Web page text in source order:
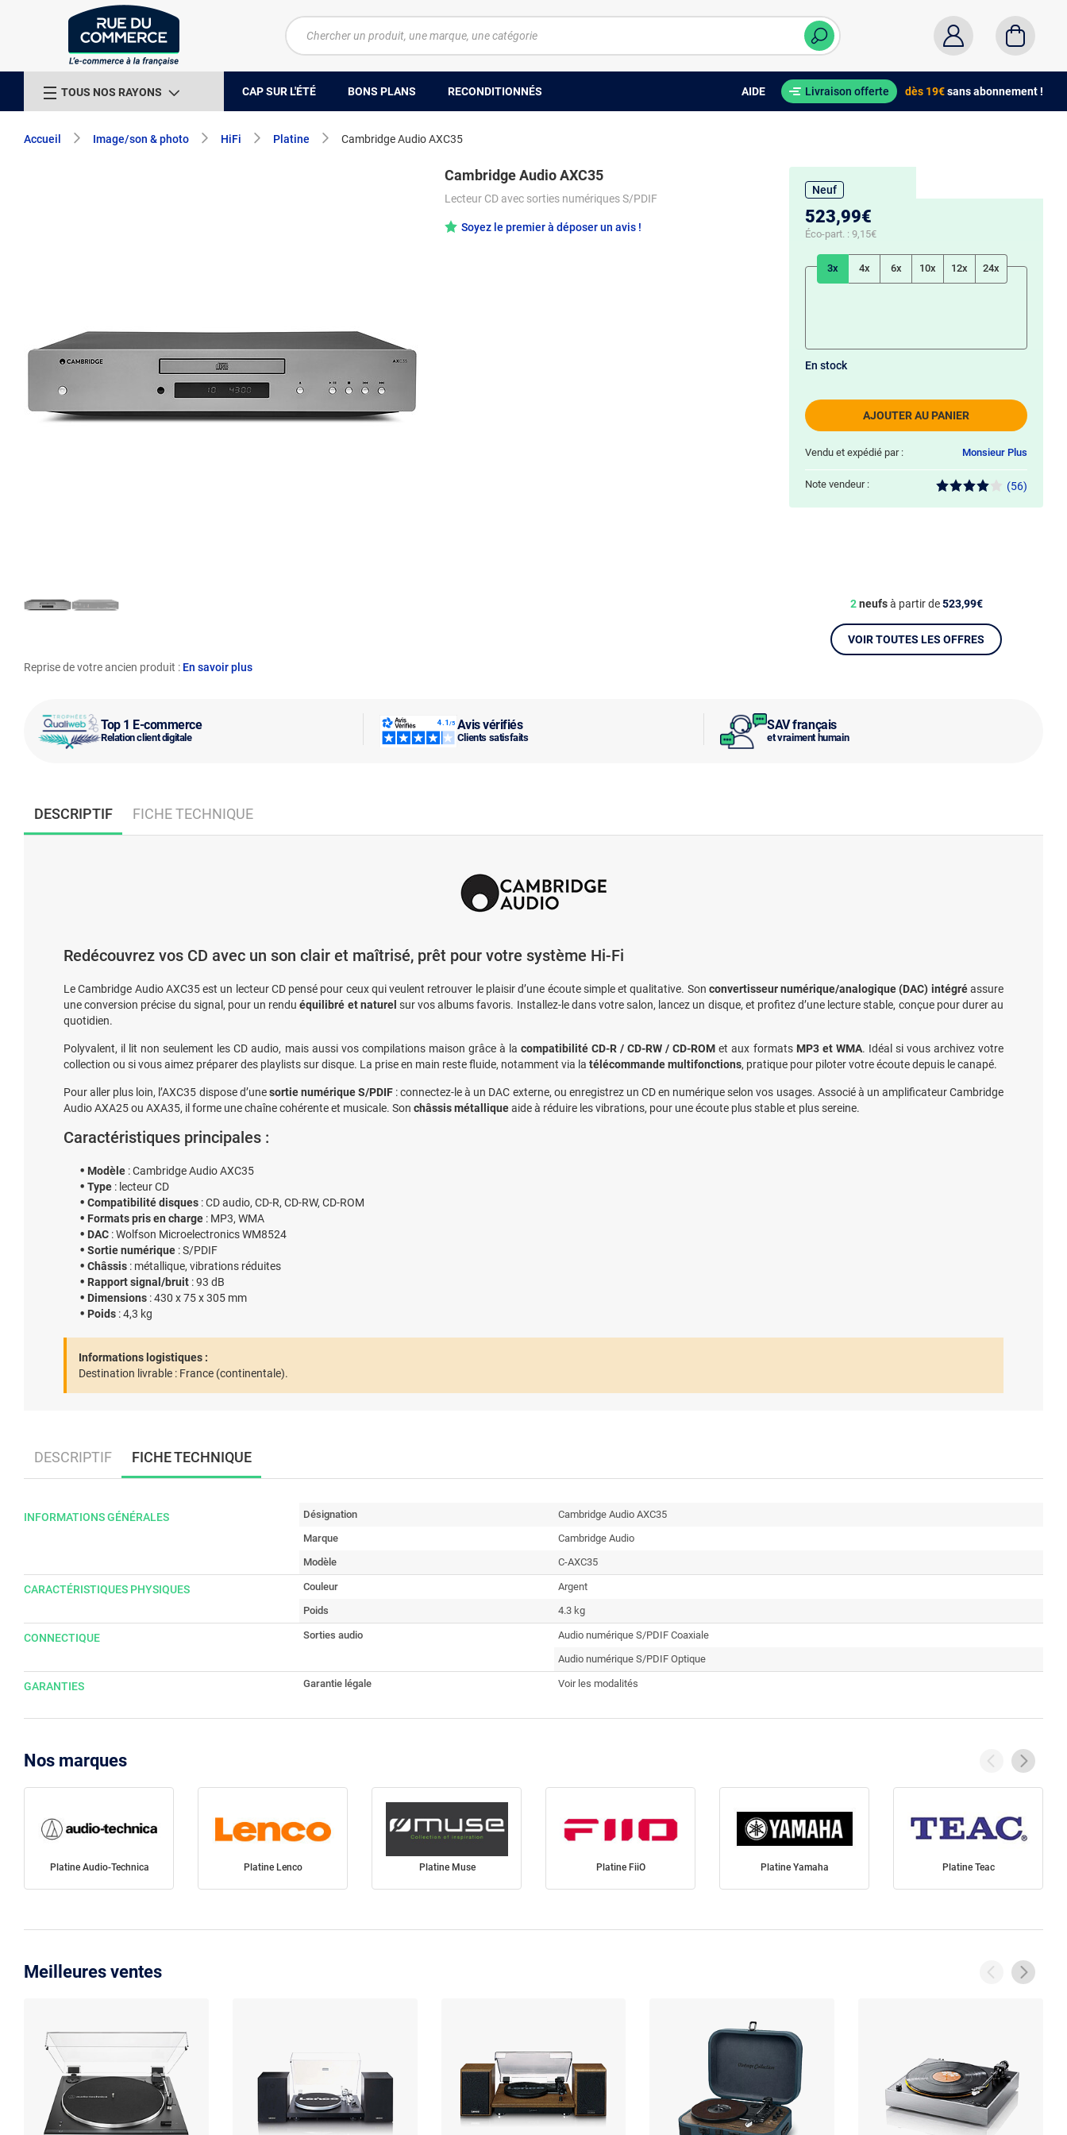
TOUS NOS RAYONS CAP SUR L'ÉTÉ BONS PLANS RECONDITIONNÉS AIDE Livraison offerte dès 19€sans abonnement !
Accueil Image/son & photo HiFi Platine Cambridge Audio AXC35
Top 1 E-commerce
Relation client digitale
Avis vérifiés
Clients satisfaits
SAV français
et vraiment humain
Reprise de votre ancien produit : En savoir plus
Cambridge Audio AXC35
Lecteur CD avec sorties numériques S/PDIF
Soyez le premier à déposer un avis !
Neuf
523,99€
Éco-part. : 9,15€
3x 4x 6x 10x 12x 24x
AJOUTER AU PANIER
En stock
Vendu et expédié par : Monsieur Plus
Note vendeur : (56)
2neufsà partir de523,99€
VOIR TOUTES LES OFFRES
DESCRIPTIF FICHE TECHNIQUE
Redécouvrez vos CD avec un son clair et maîtrisé, prêt pour votre système Hi-Fi
Le Cambridge Audio AXC35 est un lecteur CD pensé pour ceux qui veulent retrouver le plaisir d’une écoute simple et qualitative. Son convertisseur numérique/analogique (DAC) intégréassure
une conversion précise du signal, pour un renduéquilibré et naturel sur vos albums favoris. Installez-le dans votre salon, lancez un disque, et profitez d’une lecture stable, conçue pour durer au
quotidien.
Polyvalent, il lit non seulement les CD audio, mais aussi vos compilations maison grâce à la compatibilité CD-R / CD-RW / CD-ROM et aux formats MP3 et WMA. Idéal si vous archivez votre
collection ou si vous aimez préparer des playlists sur disque. La prise en main reste fluide, notamment via la télécommande multifonctions, pratique pour piloter votre écoute depuis le canapé.
Pour aller plus loin, l’AXC35 dispose d’unesortie numérique S/PDIF: connectez-le à un DAC externe, ou enregistrez un CD en numérique selon vos usages. Associé à un amplificateur Cambridge
Audio AXA25 ou AXA35, il forme une chaîne cohérente et musicale. Son châssis métalliqueaide à réduire les vibrations, pour une écoute plus stable et plus sereine.
Caractéristiques principales :
Modèle : Cambridge Audio AXC35
Type : lecteur CD
Compatibilité disques : CD audio, CD-R, CD-RW, CD-ROM
Formats pris en charge : MP3, WMA
DAC : Wolfson Microelectronics WM8524
Sortie numérique : S/PDIF
Châssis : métallique, vibrations réduites
Rapport signal/bruit : 93 dB
Dimensions : 430 x 75 x 305 mm
Poids : 4,3 kg
Informations logistiques :
Destination livrable : France (continentale).
DESCRIPTIF FICHE TECHNIQUE
INFORMATIONS GÉNÉRALES Désignation
Cambridge Audio AXC35
Marque
Cambridge Audio
Modèle
C-AXC35
CARACTÉRISTIQUES PHYSIQUES Couleur
Argent
Poids
4.3 kg
CONNECTIQUE Sorties audio
Audio numérique S/PDIF Coaxiale
Audio numérique S/PDIF Optique
GARANTIES Garantie légale Voir les modalités
Nos marques
Platine Audio-Technica Platine Lenco Platine Muse Platine FiiO Platine Yamaha Platine Teac
Meilleures ventes